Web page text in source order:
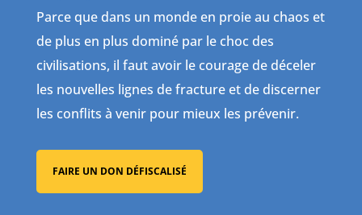
Parce que dans un monde en proie au chaos et
de plus en plus dominé par le choc des
civilisations, il faut avoir le courage de déceler
les nouvelles lignes de fracture et de discerner
les conflits à venir pour mieux les prévenir.
FAIRE UN DON DÉFISCALISÉ